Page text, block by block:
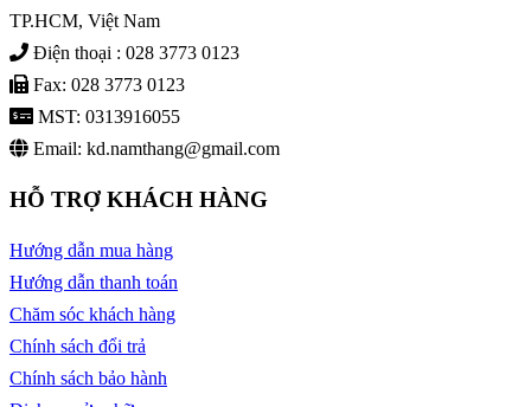
TP.HCM, Việt Nam
Điện thoại : 028 3773 0123
Fax: 028 3773 0123
MST: 0313916055
Email: kd.namthang@gmail.com
HỖ TRỢ KHÁCH HÀNG
Hướng dẫn mua hàng
Hướng dẫn thanh toán
Chăm sóc khách hàng
Chính sách đổi trả
Chính sách bảo hành